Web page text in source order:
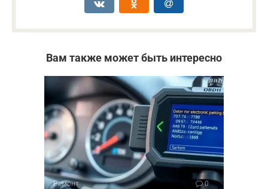
Вам также может быть интересно
Ремонт 0